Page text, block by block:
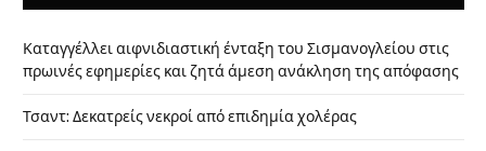
Καταγγέλλει αιφνιδιαστική ένταξη του Σισμανογλείου στις
πρωινές εφημερίες και ζητά άμεση ανάκληση της απόφασης
Τσαντ: Δεκατρείς νεκροί από επιδημία χολέρας